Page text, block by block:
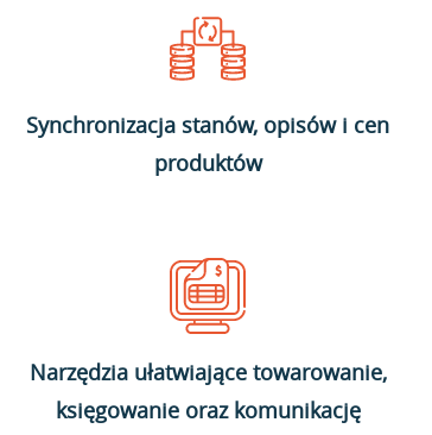
Synchronizacja stanów, opisów i cen
produktów
Narzędzia ułatwiające towarowanie,
księgowanie oraz komunikację